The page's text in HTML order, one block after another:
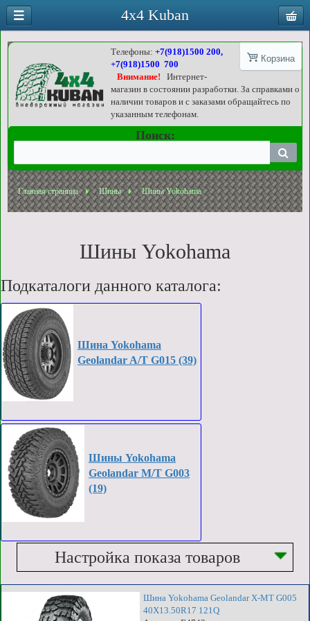
Корзина
Телефоны:+7(918)1500 200,
+7(918)1500 700
Внимание!
Интернет-
магазин в состоянии разработки. За справками о
наличии товаров и с заказами обращайтесь по
указанным телефонам.
Поиск:
Главная страница Шины Шины Yokohama
Шины Yokohama
Подкаталоги данного каталога:
Шина Yokohama
Geolandar A/T G015 (39)
Шины Yokohama
Geolandar M/T G003
(19)
Настройка показа товаров
Шина Yokohama Geolandar X-MT G005
40X13.50R17 121Q
4x4 Kuban